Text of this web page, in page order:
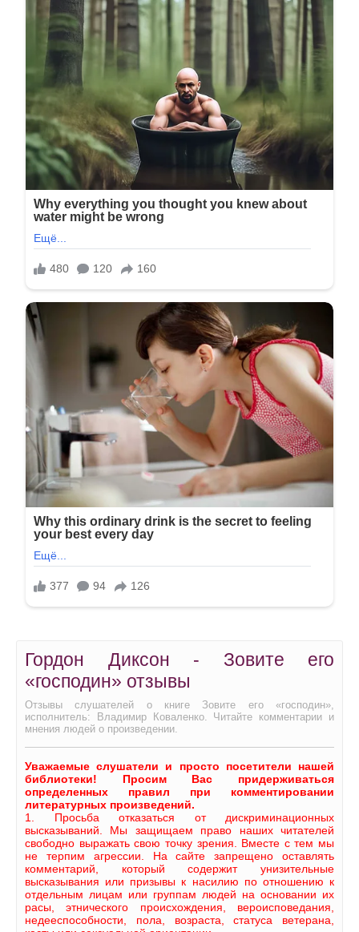
Гордон Диксон - Зовите его
«господин» отзывы
Отзывы слушателей о книге Зовите его «господин»,
исполнитель: Владимир Коваленко. Читайте комментарии и
мнения людей о произведении.
Уважаемые слушатели и просто посетители нашей
библиотеки! Просим Вас придерживаться
определенных правил при комментировании
литературных произведений.
1. Просьба отказаться от дискриминационных
высказываний. Мы защищаем право наших читателей
свободно выражать свою точку зрения. Вместе с тем мы
не терпим агрессии. На сайте запрещено оставлять
комментарий, который содержит унизительные
высказывания или призывы к насилию по отношению к
отдельным лицам или группам людей на основании их
расы, этнического происхождения, вероисповедания,
недееспособности, пола, возраста, статуса ветерана,